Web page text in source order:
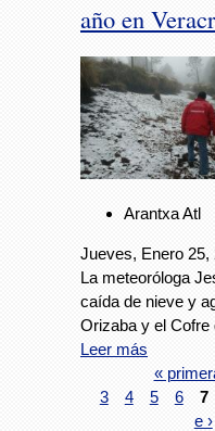
año en
Arantxa Atl
Jueves, Enero 25,
La meteoróloga
caída de nieve y
Orizaba y el Cofre
Leer más
«
3
4 5 6 7
e ›